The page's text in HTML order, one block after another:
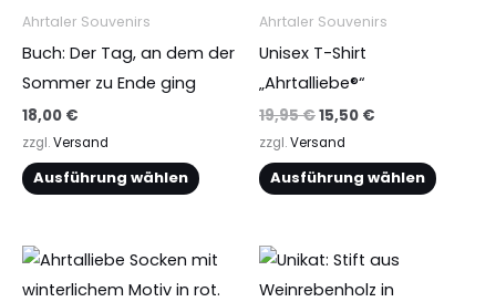
Ahrtaler Souvenirs
Buch: Der Tag, an dem der
Sommer zu Ende ging
18,00 €
zzgl.Versand
Ausführung wählen
auf
der
Produktseite
gewählt
werden
Ahrtaler Souvenirs
Unisex T-Shirt
„Ahrtalliebe®“
19,95€15,50 €
zzgl.Versand
Ausführung wählen
auf
der
Produktseite
gewählt
werden
Dieses
Produkt
Dieses
Produkt